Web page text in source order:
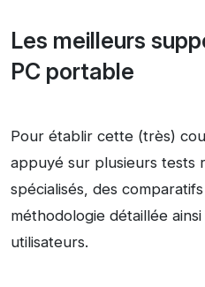
Les meilleurs
PC portable
Pour établir cette (très)
appuyé sur plusieurs tests
spécialisés, des
méthodologie détaillée
utilisateurs.